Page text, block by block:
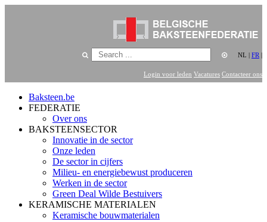
NL | FR |
Login voor leden Vacatures Contacteer ons
Baksteen.be
FEDERATIE
Over ons
BAKSTEENSECTOR
Innovatie in de sector
Onze leden
De sector in cijfers
Milieu- en energiebewust produceren
Werken in de sector
Green Deal Wilde Bestuivers
KERAMISCHE MATERIALEN
Keramische bouwmaterialen